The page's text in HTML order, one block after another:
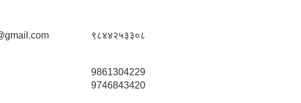
९८४४२५३३०८
9861304229
9746843420